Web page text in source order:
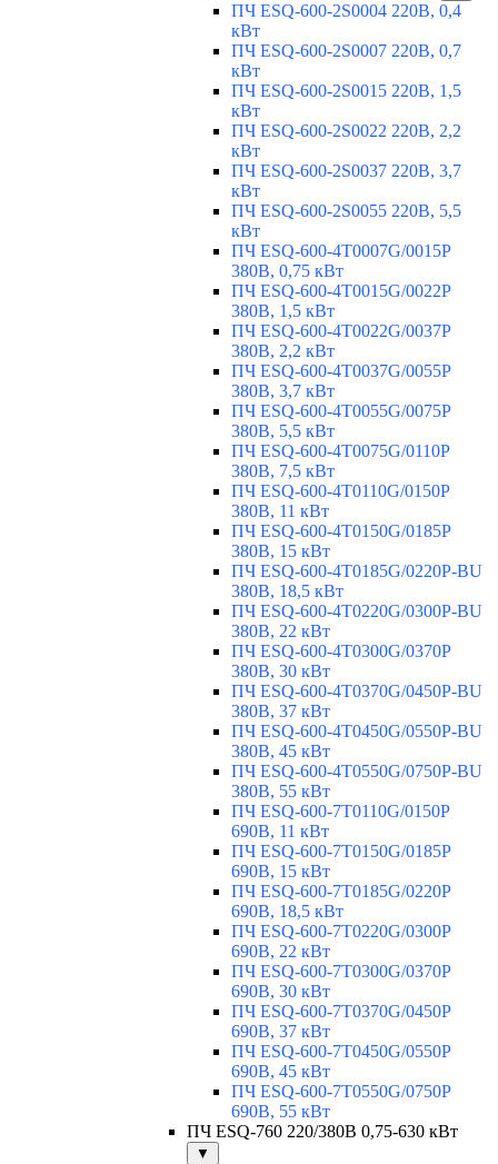
ПЧ ESQ-600-2S0004 220В, 0,4
кВт
ПЧ ESQ-600-2S0007 220В, 0,7
кВт
ПЧ ESQ-600-2S0015 220В, 1,5
кВт
ПЧ ESQ-600-2S0022 220В, 2,2
кВт
ПЧ ESQ-600-2S0037 220В, 3,7
кВт
ПЧ ESQ-600-2S0055 220В, 5,5
кВт
ПЧ ESQ-600-4T0007G/0015P
380В, 0,75 кВт
ПЧ ESQ-600-4T0015G/0022P
380В, 1,5 кВт
ПЧ ESQ-600-4T0022G/0037P
380В, 2,2 кВт
ПЧ ESQ-600-4T0037G/0055P
380В, 3,7 кВт
ПЧ ESQ-600-4T0055G/0075P
380В, 5,5 кВт
ПЧ ESQ-600-4T0075G/0110P
380В, 7,5 кВт
ПЧ ESQ-600-4T0110G/0150P
380В, 11 кВт
ПЧ ESQ-600-4T0150G/0185P
380В, 15 кВт
ПЧ ESQ-600-4T0185G/0220P-BU
380В, 18,5 кВт
ПЧ ESQ-600-4T0220G/0300P-BU
380В, 22 кВт
ПЧ ESQ-600-4T0300G/0370P
380В, 30 кВт
ПЧ ESQ-600-4T0370G/0450P-BU
380В, 37 кВт
ПЧ ESQ-600-4T0450G/0550P-BU
380В, 45 кВт
ПЧ ESQ-600-4T0550G/0750P-BU
380В, 55 кВт
ПЧ ESQ-600-7T0110G/0150P
690В, 11 кВт
ПЧ ESQ-600-7T0150G/0185P
690В, 15 кВт
ПЧ ESQ-600-7T0185G/0220P
690В, 18,5 кВт
ПЧ ESQ-600-7T0220G/0300P
690В, 22 кВт
ПЧ ESQ-600-7T0300G/0370P
690В, 30 кВт
ПЧ ESQ-600-7T0370G/0450P
690В, 37 кВт
ПЧ ESQ-600-7T0450G/0550P
690В, 45 кВт
ПЧ ESQ-600-7T0550G/0750P
690В, 55 кВт
ПЧ ESQ-760 220/380В 0,75-630 кВт
▼